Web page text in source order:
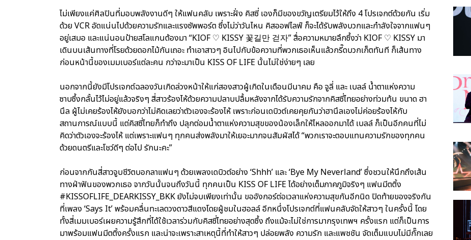
ไม่เพียงแค่ศิลปินที่มอบพลังงานดีๆ ให้แฟนคลับ เพราะฝั่ง คิสซี่ เองก็มีของขวัญเตรียมไว้ให้ถึง 4 โปรเจกต์ด้วยกัน เริ่ม
ด้วย VCR อัดแน่นไปด้วยความรักและแรงซัพพอร์ต ซึ่งไม่ว่าวันไหน คิสออฟไลฟ์ ก็จะได้รับพลังบวกและกำลังใจจากแฟนๆ
อยู่เสมอ และแน่นอนป้ายสโลแกนต้องมา “KIOF ♡ KISSY 꽃길만 걷자” สื่อความหมายลึกซึ้งว่า KIOF ♡ KISSY มา
เดินบนเส้นทางที่โรยด้วยดอกไม้กันเถอะ ทำเอาสาวๆ อินไปกับข้อความที่พวกเธอเห็นแล้วกรี๊ดบวกเก็ตทันที ก็เส้นทาง
ก่อนหน้านี้ของเมมเบอร์แต่ละคน กว่าจะมาเป็น KISS OF LIFE นั้นไม่ใช่ง่ายๆ เลย
นอกจากนี้ยังมีโปรเจกต์ฉลองวันเกิดล่วงหน้าให้แก่สองสาวผู้เกิดในเดือนมีนาคม คือ จูลี่ และ เบลล์ น้ำตาแห่งความ
ซาบซึ้งกลั้นไว้ไม่อยู่แล้วจริงๆ สี่สาวร้องไห้ด้วยความปลาบปลื้มหลังจากได้รับความรักจากคิสซี่ไทยอย่างท่วมท้น ขนาด ฮา
นึล ผู้ไม่เคยร้องไห้ยังบอกว่าไม่คิดเลยว่าตัวเองจะร้องไห้ เพราะก่อนเดบิวต์เคยคุยกันว่าฮานึลเองไม่ค่อยร้องไห้กับ
สถานการณ์แบบนี้ แต่คิสซี่ไทยก็ทำถึง ปลุกต่อมน้ำตาแห่งความสุขของน้องเล็กให้ไหลออกมาได้ เบลล์ ก็เป็นอีกคนที่ไม่
คิดว่าตัวเองจะร้องไห้ แต่เพราะแฟนๆ ทุกคนส่งพลังมาให้เยอะมากจนสัมผัสได้ “พวกเราจะตอบแทนความรักของทุกคน
ด้วยดนตรีและโชว์ดีๆ ต่อไป รักนะคะ”
ก่อนจากกันสี่สาวจูบชีวิตบอกลาแฟนๆ ด้วยเพลงเดบิวต์อย่าง ‘Shhh’ และ ‘Bye My Neverland’ ซึ่งชวนให้นึกถึงเส้น
ทางฝ่าฟันของพวกเธอ จากวันนั้นจนถึงวันนี้ ทุกคนเป็น KISS OF LIFE ได้อย่างเต็มภาคภูมิจริงๆ แฟนมีตติ้ง
#KISSOFLIFE_DEARKISSY_BKK ยังไม่จบเพียงเท่านั้น ขออังกอร์ต่อเวลาแห่งความสุขกันอีกนิด ปิดท้ายของจริงกัน
ที่เพลง ‘Says It’ พร้อมคลื่นทะเลดวงดาวสีแดงโดยผู้ชมในฮอลล์ อีกหนึ่งโปรเจกต์ที่แฟนคลับจัดให้สาวๆ ในครั้งนี้ โดย
ทั้งสี่เมมเบอร์เผยความรู้สึกที่ได้ใช้เวลาร่วมกับคิสซี่ไทยอย่างสุดซึ้ง ถึงแม้จะไม่ใช่การมากรุงเทพฯ ครั้งแรก แต่ก็เป็นการ
มาพร้อมแฟนมีตติ้งครั้งแรก และน่าจะเพราะสาเหตุนี้ที่ทำให้สาวๆ ปล่อยพลัง ความรัก และแพชชัน จัดเต็มแบบไม่มีกั๊กเลย